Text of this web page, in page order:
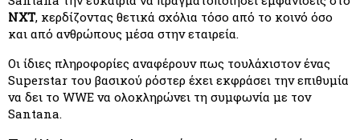
NXT, κερδίζοντας θετικά σχόλια τόσο από το κοινό όσο
και από ανθρώπους μέσα στην εταιρεία.
Οι ίδιες πληροφορίες αναφέρουν πως τουλάχιστον ένας
Superstar του βασικού ρόστερ έχει εκφράσει την επιθυμία
να δει το WWE να ολοκληρώνει τη συμφωνία με τον
Santana.